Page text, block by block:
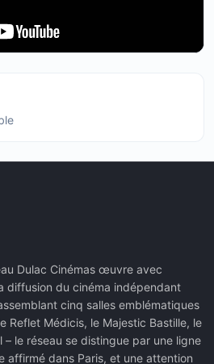
Dulac Cinémas œuvre avec
diffusion du cinéma indépendant
cinq salles emblématiques
Reflet Médicis, le Majestic Bastille, le
– le réseau se distingue par une ligne
affirmé dans Paris, et une attention